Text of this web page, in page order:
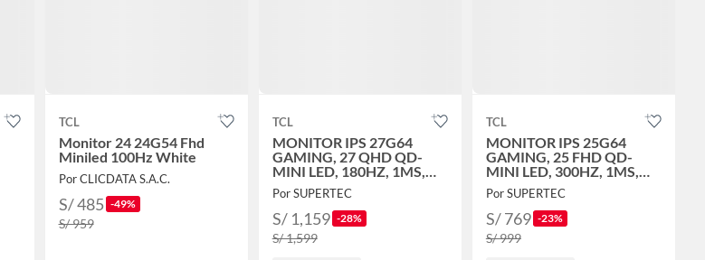
TCL
Monitor 24 24G54 Fhd
Miniled 100Hz White
Por CLICDATA S.A.C.
S/ 485 -49%
S/ 959
TCL
MONITOR IPS 27G64
GAMING, 27 QHD QD-
MINI LED, 180HZ, 1MS,
DP, PIVOTE
Por SUPERTEC
S/ 1,159 -28%
S/ 1,599
TCL
MONITOR IPS 25G64
GAMING, 25 FHD QD-
MINI LED, 300HZ, 1MS,
DP, PIVOTE
Por SUPERTEC
S/ 769 -23%
S/ 999